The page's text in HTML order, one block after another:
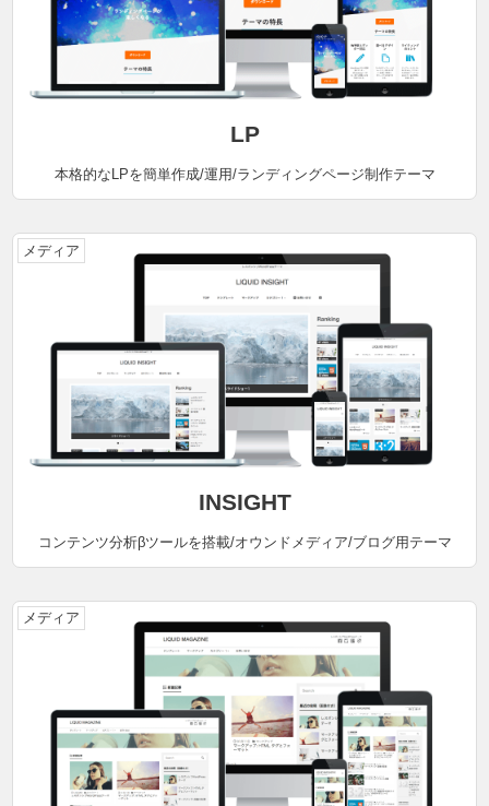
LP
本格的なLPを簡単作成/運用/ランディングページ制作テーマ
INSIGHT
コンテンツ分析βツールを搭載/オウンドメディア/ブログ用テーマ
メディア
メディア